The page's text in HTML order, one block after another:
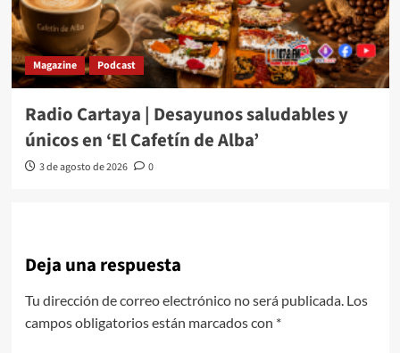
Magazine Podcast
Radio Cartaya | Desayunos saludables y
únicos en ‘El Cafetín de Alba’
3 de agosto de 2026 0
Deja una respuesta
Tu dirección de correo electrónico no será publicada. Los
campos obligatorios están marcados con *